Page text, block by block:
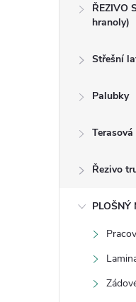
ŘEZIVO
hranoly)
Střešní
Palubky
Řezivo
PLOŠNÝ